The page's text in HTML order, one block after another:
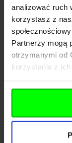
analizować ruch
korzystasz z
Partnerzy mogą
otrzymanymi od
korzystania z ich
stali
Obustronny
jedną ręką.
Blokada typu
różnych
Parametry